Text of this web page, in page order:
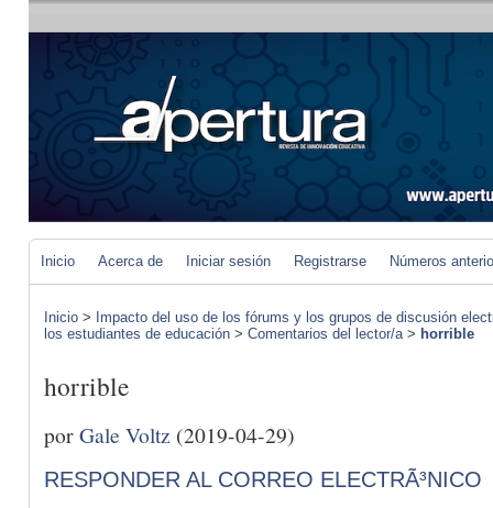
Inicio Acerca de Iniciar sesión Registrarse Números
Inicio > Impacto del uso de los fórums y los grupos de discusión
los estudiantes de educación > Comentarios del lector/a> horrible
horrible
porGale Voltz (2019-04-29)
RESPONDER AL CORREO ELECTRÃ³NICO